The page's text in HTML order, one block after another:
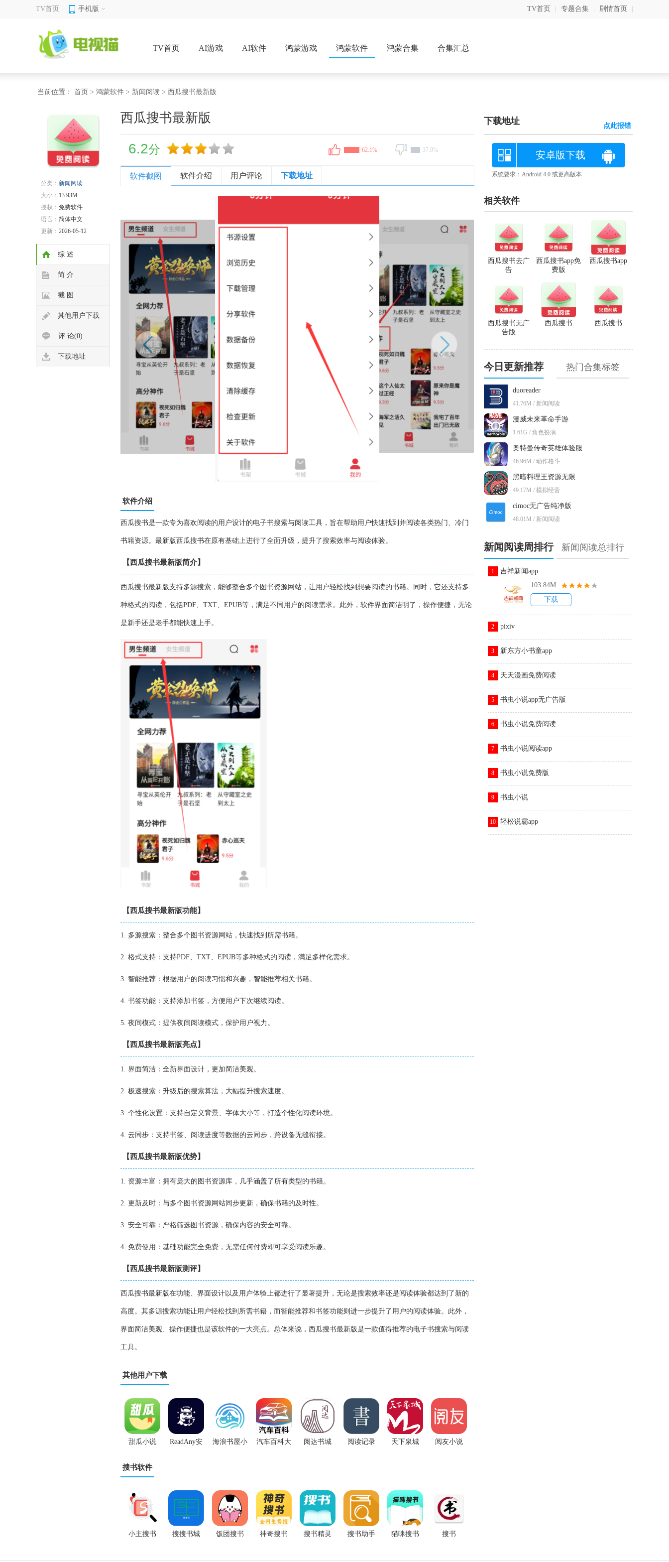
TV首页 手机版 TV首页 专题合集 剧情首页
TV首页 AI游戏 AI软件 鸿蒙游戏 鸿蒙软件 鸿蒙合集 合集汇总
当前位置： 首页 > 鸿蒙软件 > 新闻阅读 > 西瓜搜书最新版
分类： 新闻阅读
大小： 13.93M
授权： 免费软件
语言： 简体中文
更新： 2026-05-12
综 述
简 介
截 图
其他用户下载
评 论(0)
下载地址
西瓜搜书最新版
6.2分 62.1% 37.9%
软件截图 软件介绍 用户评论 下载地址
软件介绍
西瓜搜书是一款专为喜欢阅读的用户设计的电子书搜索与阅读工具，旨在帮助用户快速找到并阅读各类热门、冷门
书籍资源。最新版西瓜搜书在原有基础上进行了全面升级，提升了搜索效率与阅读体验。
【西瓜搜书最新版简介】
西瓜搜书最新版支持多源搜索，能够整合多个图书资源网站，让用户轻松找到想要阅读的书籍。同时，它还支持多
种格式的阅读，包括PDF、TXT、EPUB等，满足不同用户的阅读需求。此外，软件界面简洁明了，操作便捷，无论
是新手还是老手都能快速上手。
【西瓜搜书最新版功能】
1. 多源搜索：整合多个图书资源网站，快速找到所需书籍。
2. 格式支持：支持PDF、TXT、EPUB等多种格式的阅读，满足多样化需求。
3. 智能推荐：根据用户的阅读习惯和兴趣，智能推荐相关书籍。
4. 书签功能：支持添加书签，方便用户下次继续阅读。
5. 夜间模式：提供夜间阅读模式，保护用户视力。
【西瓜搜书最新版亮点】
1. 界面简洁：全新界面设计，更加简洁美观。
2. 极速搜索：升级后的搜索算法，大幅提升搜索速度。
3. 个性化设置：支持自定义背景、字体大小等，打造个性化阅读环境。
4. 云同步：支持书签、阅读进度等数据的云同步，跨设备无缝衔接。
【西瓜搜书最新版优势】
1. 资源丰富：拥有庞大的图书资源库，几乎涵盖了所有类型的书籍。
2. 更新及时：与多个图书资源网站同步更新，确保书籍的及时性。
3. 安全可靠：严格筛选图书资源，确保内容的安全可靠。
4. 免费使用：基础功能完全免费，无需任何付费即可享受阅读乐趣。
【西瓜搜书最新版测评】
西瓜搜书最新版在功能、界面设计以及用户体验上都进行了显著提升，无论是搜索效率还是阅读体验都达到了新的
高度。其多源搜索功能让用户轻松找到所需书籍，而智能推荐和书签功能则进一步提升了用户的阅读体验。此外，
界面简洁美观、操作便捷也是该软件的一大亮点。总体来说，西瓜搜书最新版是一款值得推荐的电子书搜索与阅读
工具。
其他用户下载
甜瓜小说
App
ReadAny安 海浪书屋小 汽车百科大 阅达书城 阅读记录 天下泉城 阅友小说
搜书软件
小主搜书 搜搜书城 饭团搜书 神奇搜书 搜书精灵 搜书助手 猫咪搜书 搜书
下载地址 点此报错
安卓版下载
系统要求：Android 4.0 或更高版本
相关软件
西瓜搜书app
西瓜搜书app免
费版
西瓜搜书去广
告
西瓜搜书
西瓜搜书
西瓜搜书无广
告版
今日更新推荐 热门合集标签
duoreader
41.76M / 新闻阅读
漫威未来革命手游
1.61G / 角色扮演
奥特曼传奇英雄体验服
46.96M / 动作格斗
黑暗料理王资源无限
49.17M / 模拟经营
cimoc无广告纯净版
48.01M / 新闻阅读
新闻阅读周排行 新闻阅读总排行
1
吉祥新闻app
103.84M
下载
2 pixiv
3 新东方小书童app
4 天天漫画免费阅读
5 书虫小说app无广告版
6 书虫小说免费阅读
7 书虫小说阅读app
8 书虫小说免费版
9 书虫小说
10 轻松说霸app